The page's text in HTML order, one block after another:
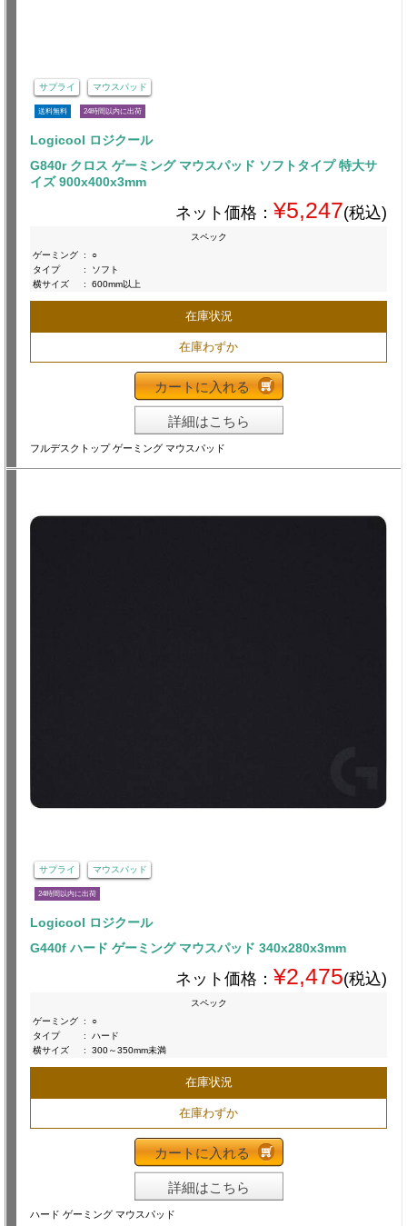
サプライ マウスパッド
送料無料 24時間以内に出荷
Logicool ロジクール
G840r クロス ゲーミング マウスパッド ソフトタイプ 特大サ
イズ 900x400x3mm
ネット価格： ¥5,247(税込)
スペック
ゲーミング :
○
タイプ
:
ソフト
横サイズ
: 600mm以上
在庫状況
在庫わずか
カートに入れる
詳細はこちら
フルデスクトップ ゲーミング マウスパッド
サプライ マウスパッド
24時間以内に出荷
Logicool ロジクール
G440f ハード ゲーミング マウスパッド 340x280x3mm
ネット価格： ¥2,475(税込)
スペック
ゲーミング :
○
タイプ
:
ハード
横サイズ
: 300～350mm未満
在庫状況
在庫わずか
カートに入れる
詳細はこちら
ハード ゲーミング マウスパッド